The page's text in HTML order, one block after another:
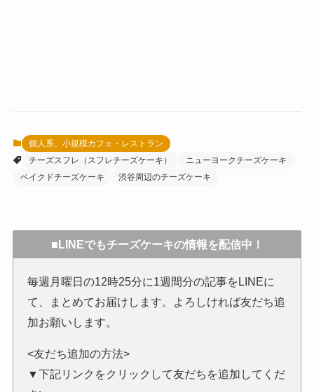
個人系、小規模カフェ・レストラン
チーズスフレ（スフレチーズケーキ）
ニューヨークチーズケーキ
ベイクドチーズケーキ
渋谷周辺のチーズケーキ
■LINEでもチーズケーキの情報を配信中！
毎週月曜日の12時25分に1週間分の記事をLINEに
て、まとめてお届けします。よろしければ友だち追
加お願いします。
<友だち追加の方法>
▼下記リンクをクリックして友だちを追加してくだ